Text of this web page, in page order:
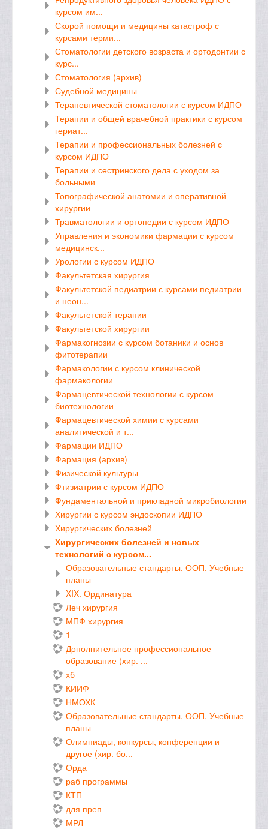
курсом им...
Скорой помощи и медицины катастроф с
курсами терми...
Стоматологии детского возраста и ортодонтии с
курс...
Стоматология (архив)
Судебной медицины
Терапевтической стоматологии с курсом ИДПО
Терапии и общей врачебной практики с курсом
гериат...
Терапии и профессиональных болезней с
курсом ИДПО
Терапии и сестринского дела с уходом за
больными
Топографической анатомии и оперативной
хирургии
Травматологии и ортопедии с курсом ИДПО
Управления и экономики фармации с курсом
медицинск...
Урологии с курсом ИДПО
Факультетская хирургия
Факультетской педиатрии с курсами педиатрии
и неон...
Факультетской терапии
Факультетской хирургии
Фармакогнозии с курсом ботаники и основ
фитотерапии
Фармакологии с курсом клинической
фармакологии
Фармацевтической технологии с курсом
биотехнологии
Фармацевтической химии с курсами
аналитической и т...
Фармации ИДПО
Фармация (архив)
Физической культуры
Фтизиатрии с курсом ИДПО
Фундаментальной и прикладной микробиологии
Хирургии с курсом эндоскопии ИДПО
Хирургических болезней
Хирургических болезней и новых
технологий с курсом...
Образовательные стандарты, ООП, Учебные
планы
XIX. Ординатура
Леч хирургия
МПФ хирургия
1
Дополнительное профессиональное
образование (хир. ...
хб
КИИФ
НМОХК
Образовательные стандарты, ООП, Учебные
планы
Олимпиады, конкурсы, конференции и
другое (хир. бо...
Орда
раб программы
КТП
для преп
МРЛ